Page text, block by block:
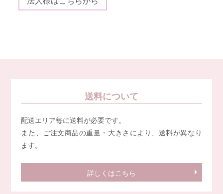
送料について
配送エリア毎に送料が必要です。
また、ご注文商品の重量・大きさにより、送料が異なり
ます。
詳しくはこちら